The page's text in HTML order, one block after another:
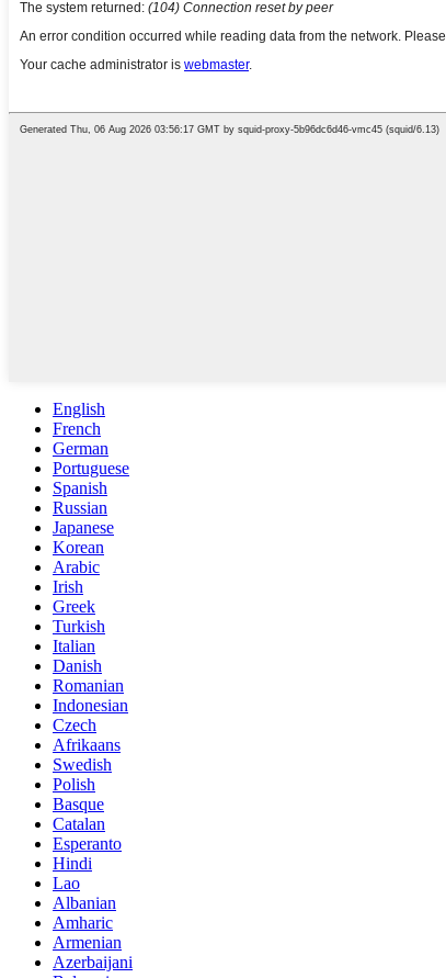
English
French
German
Portuguese
Spanish
Russian
Japanese
Korean
Arabic
Irish
Greek
Turkish
Italian
Danish
Romanian
Indonesian
Czech
Afrikaans
Swedish
Polish
Basque
Catalan
Esperanto
Hindi
Lao
Albanian
Amharic
Armenian
Azerbaijani